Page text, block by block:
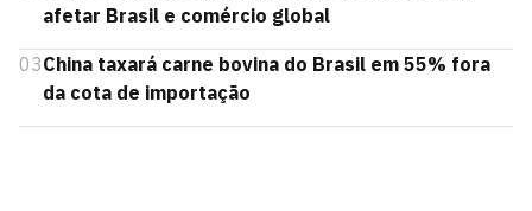
afetar Brasil e comércio global
03China taxará carne bovina do Brasil em 55% fora
da cota de importação